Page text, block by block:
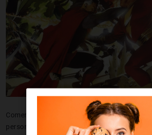
Comenzamos con una de las más icónicas
personaje.
Kingdom Come es una novela